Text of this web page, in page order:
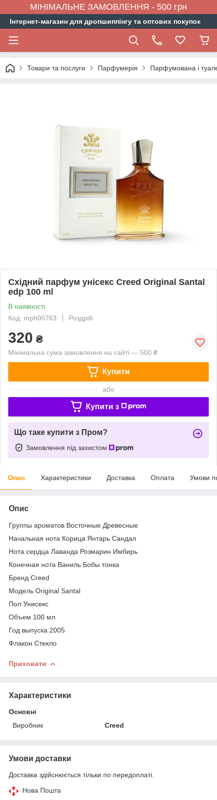
МІНІМАЛЬНЕ ЗАМОВЛЕННЯ - 500 грн
Інтернет-магазин для дропшиппінгу та оптових покупок
Товари та послуги Парфумерія Парфумована і
Східний парфум унісекс Creed Original Santal
edp 100 ml
В наявності
Код: mph00763
Роздріб
320 ₴
Мінімальна сума замовлення на сайті — 500 ₴
Купити
або
Купити з
Що таке купити з Пром?
Замовлення під захистом
Опис Характеристики Доставка Оплата Умови
Опис
Группы ароматов Восточные Древесные
Начальная нота Корица Янтарь Сандал
Нота сердца Лаванда Розмарин Имбирь
Конечная нота Ваниль Бобы тонка
Бренд Creed
Модель Original Santal
Пол Унисекс
Объем 100 мл
Год выпуска 2005
Флакон Стекло
Приховати
Характеристики
Основні
Виробник
Creed
Умови доставки
Доставка здійснюється тільки по передоплаті.
Нова Пошта